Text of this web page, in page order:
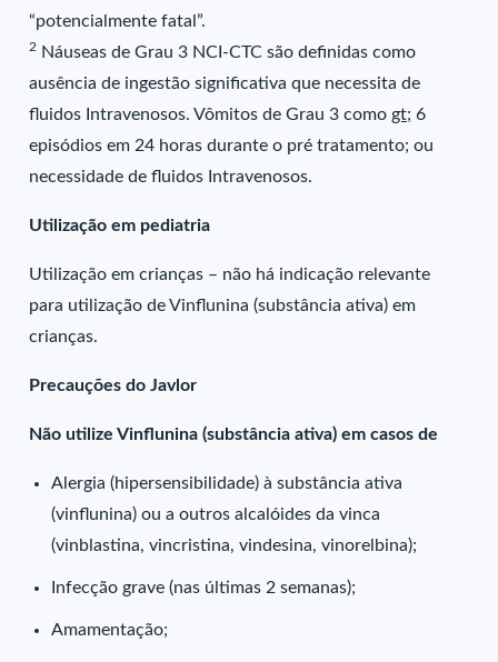
“potencialmente fatal”.
2 Náuseas de Grau 3 NCI-CTC são definidas como
ausência de ingestão significativa que necessita de
fluidos Intravenosos. Vômitos de Grau 3 como gt; 6
episódios em 24 horas durante o pré tratamento; ou
necessidade de fluidos Intravenosos.
Utilização em pediatria
Utilização em crianças – não há indicação relevante
para utilização de Vinflunina (substância ativa) em
crianças.
Precauções do Javlor
Não utilize Vinflunina (substância ativa) em casos de
Alergia (hipersensibilidade) à substância ativa
(vinflunina) ou a outros alcalóides da vinca
(vinblastina, vincristina, vindesina, vinorelbina);
Infecção grave (nas últimas 2 semanas);
Amamentação;